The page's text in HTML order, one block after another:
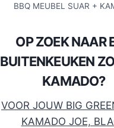
BBQ MEUBEL SUAR +
OP ZOEK NAAR
BUITENKEUKEN
KAMADO?
VOOR JOUW BIG
KAMADO JOE,